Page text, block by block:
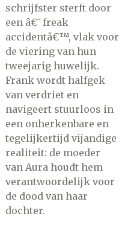
schrijfster sterft door
een â€˜freak
accidentâ€™, vlak voor
de viering van hun
tweejarig huwelijk.
Frank wordt halfgek
van verdriet en
navigeert stuurloos in
een onherkenbare en
tegelijkertijd vijandige
realiteit: de moeder
van Aura houdt hem
verantwoordelijk voor
de dood van haar
dochter.